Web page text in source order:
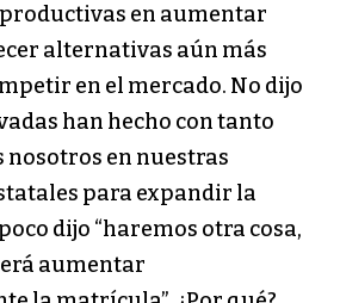
en aumentar
alternativas aún más
en el mercado. No dijo
han hecho con tanto
nosotros en nuestras
para expandir la
dijo “haremos otra cosa,
aumentar